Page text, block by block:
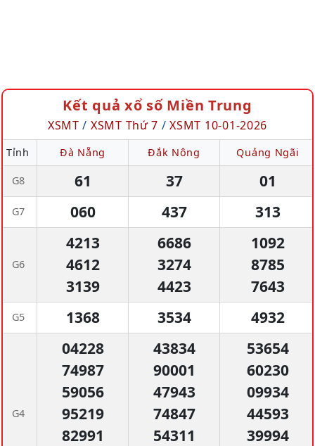
Kết quả xổ số Miền Trung
XSMT / XSMT Thứ 7 /XSMT 10-01-2026
Tỉnh Đà Nẵng Đắk Nông Quảng Ngãi
G8 61 37 01
G7 060 437 313
G6
4213
4612
3139
6686
3274
4423
1092
8785
7643
G5 1368 3534 4932
G4
04228
74987
59056
95219
82991
43834
90001
47943
74847
54311
53654
60230
09934
44593
39994